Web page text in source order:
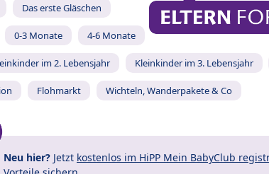
Das erste Gläschen
0-3 Monate 4-6 Monate
im 2. Lebensjahr Kleinkinder im 3. Lebensjahr
Flohmarkt Wichteln, Wanderpakete & Co
Neu hier? Jetzt kostenlos im HiPP Mein BabyClub